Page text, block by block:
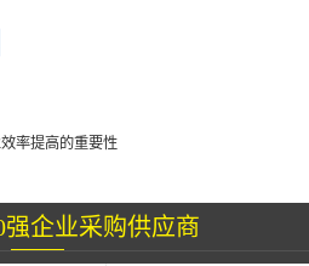
率提高的重要性
强企业采购供应商